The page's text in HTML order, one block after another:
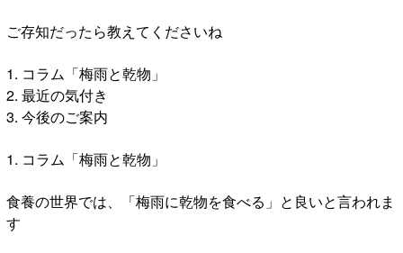
ご存知だったら教えてくださいね
1. コラム「梅雨と乾物」
2. 最近の気付き
3. 今後のご案内
1. コラム「梅雨と乾物」
食養の世界では、「梅雨に乾物を食べる」と良いと言われま
す